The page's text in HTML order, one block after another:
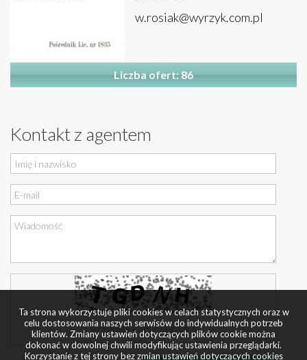
w.rosiak@wyrzyk.com.pl
Liczba ofert: 86
Kontakt z agentem
Ta strona wykorzystuje pliki cookies w celach statystycznych oraz w
celu dostosowania naszych serwisów do indywidualnych potrzeb
klientów. Zmiany ustawień dotyczących plików cookie można
dokonać w dowolnej chwili modyfikując ustawienia przeglądarki.
Korzystanie z tej strony bez zmian ustawień dotyczących cookies